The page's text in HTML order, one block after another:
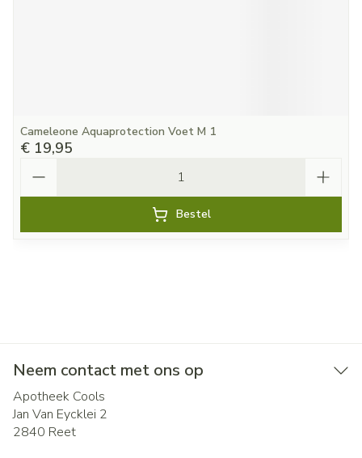
Cameleone Aquaprotection Voet M 1
€ 19,95
Bestel
Neem contact met ons op
Apotheek Cools
Jan Van Eycklei 2
2840 Reet